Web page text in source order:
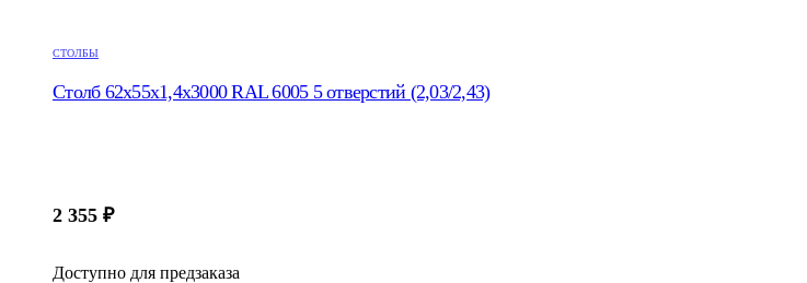
СТОЛБЫ
Столб 62х55х1,4х3000 RAL 6005 5 отверстий (2,03/2,43)
2 355 ₽
Доступно для предзаказа